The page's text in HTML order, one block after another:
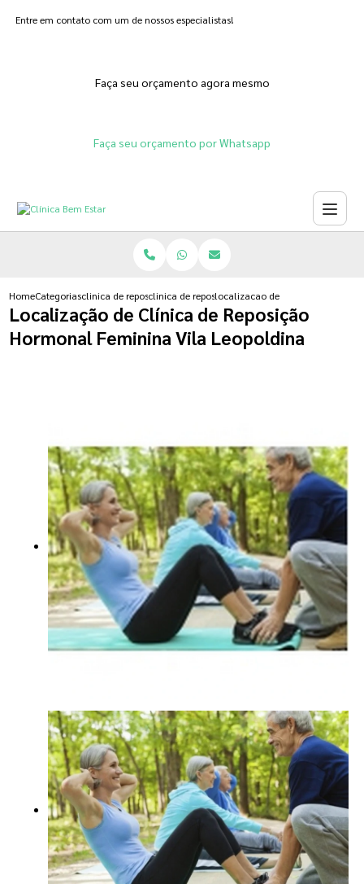
Entre em contato com um de nossos especialistas!
Faça seu orçamento agora mesmo
Faça seu orçamento por Whatsapp
HomeCategoriasclinica de reposicao hormonalclinica de reposicao hormonal para menopausa
localizacao de clinica de
Localização de Clínica de Reposição
Hormonal Feminina Vila Leopoldina